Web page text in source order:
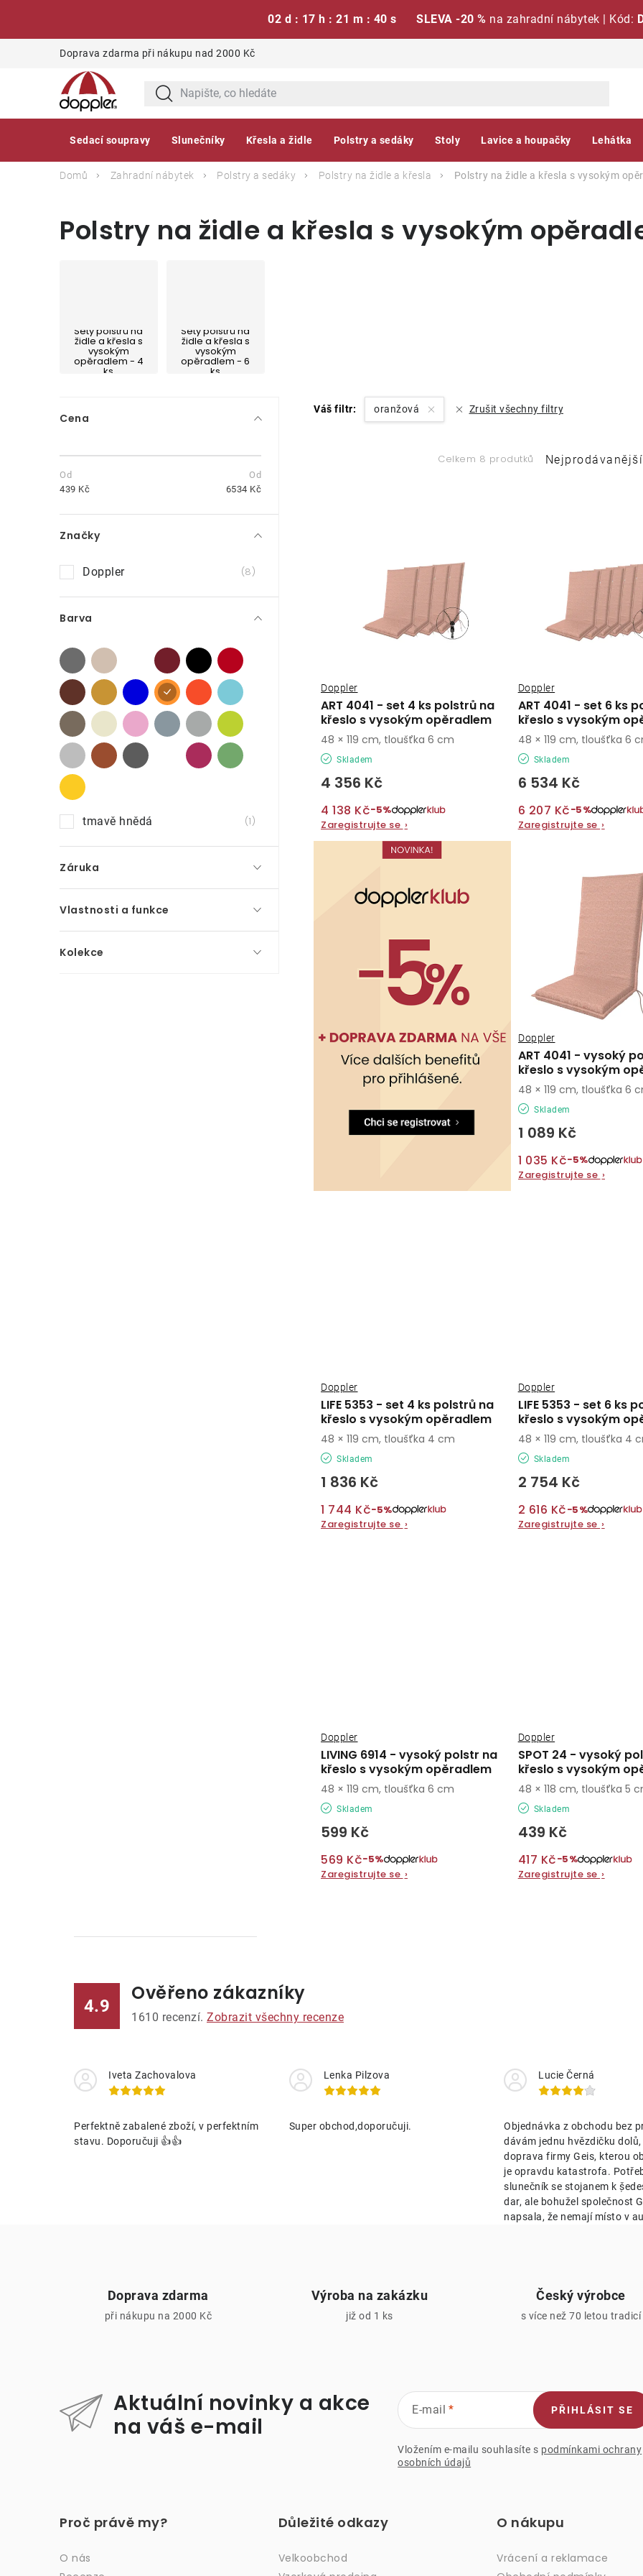
02 d : 17 h : 21 m : 39 s SLEVA -20 % na zahradní nábytek | Kód:
Doprava zdarma při nákupu nad 2000 Kč
Sedací soupravy Slunečníky Křesla a židle Polstry a sedáky Stoly Lavice a houpačky Lehátka
Domů Zahradní nábytek Polstry a sedáky Polstry na židle a křesla Polstry na židle a křesla s vysokým
Polstry na židle a křesla s vysokým
Sety polstrů na
židle a křesla s
vysokým
opěradlem - 4
ks
Sety polstrů na
židle a křesla s
vysokým
opěradlem - 6
ks
P
s
t
r
a
n
n
í
p
a
n
e
l
Cena
439 Kč 6534 Kč
Značky
Doppler 8
Barva
tmavě hnědá 1
Záruka
Vlastnosti a funkce
Kolekce
Váš filtr: oranžová Zrušit všechny filtry
Celkem 8 produtků
Ř
p
o
d
u
k
t
ů
Nejprodávanější
o
d
u
k
t
ů
ART 4041 - set 4 ks polstrů na
křeslo s vysokým opěradlem
Doppler
Skladem
4 356 Kč
4 138 Kč−5%
Zaregistrujte se ›
48 × 119 cm, tloušťka 6 cm
ART 4041 - set 6 ks
křeslo s vysokým
Doppler
Skladem
6 534 Kč
6 207 Kč−5%
Zaregistrujte se ›
48 × 119 cm, tloušťka 6
ART 4041 - vysoký
křeslo s vysokým
Doppler
Skladem
1 089 Kč
1 035 Kč−5%
Zaregistrujte se ›
48 × 119 cm, tloušťka 6
LIFE 5353 - set 4 ks polstrů na
křeslo s vysokým opěradlem
Doppler
Skladem
1 836 Kč
1 744 Kč−5%
Zaregistrujte se ›
48 × 119 cm, tloušťka 4 cm
LIFE 5353 - set 6 ks
křeslo s vysokým
Doppler
Skladem
2 754 Kč
2 616 Kč−5%
Zaregistrujte se ›
48 × 119 cm, tloušťka 4
LIVING 6914 - vysoký polstr na
křeslo s vysokým opěradlem
Doppler
Skladem
599 Kč
569 Kč−5%
Zaregistrujte se ›
48 × 119 cm, tloušťka 6 cm
SPOT 24 - vysoký
křeslo s vysokým
Doppler
Skladem
439 Kč
417 Kč−5%
Zaregistrujte se ›
48 × 118 cm, tloušťka 5
á
a
c
p
p
4.9
Ověřeno zákazníky
1610 recenzí. Zobrazit všechny recenze
Iveta Zachovalova
Perfektně zabalené zboží, v perfektním
stavu. Doporučuji 👍👍
Lenka Pilzova
Super obchod,doporučuji.
Lucie Černá
Objednávka z obchodu bez
dávám jednu hvězdičku
doprava firmy Geis, kterou
je opravdu katastrofa.
slunečník se stojanem k
dar, ale bohužel společnost
napsala, že nemají místo v
Doprava zdarma
při nákupu na 2000 Kč
Výroba na zakázku
již od 1 ks
Český výrobce
s více než 70 letou tradicí
Aktuální novinky a akce
na váš e-mail
E-mail
Vložením e-mailu souhlasíte s podmínkami ochrany
osobních údajů
PŘIHLÁSIT SE
Proč právě my?
O nás
Důležité odkazy
Velkoobchod
O nákupu
Vrácení a reklamace